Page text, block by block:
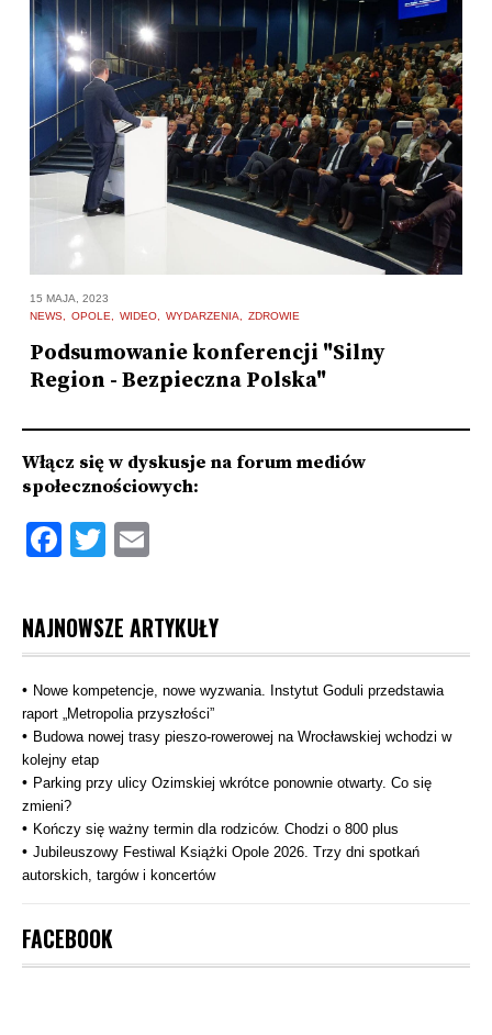
15 MAJA, 2023
NEWS
OPOLE WIDEO WYDARZENIA ZDROWIE
Podsumowanie konferencji "Silny
Region - Bezpieczna Polska"
Włącz się w dyskusje na forum mediów
społecznościowych:
Facebook
Twitter
NAJNOWSZE ARTYKUŁY
Nowe kompetencje, nowe wyzwania. Instytut Goduli przedstawia
raport „Metropolia przyszłości”
Budowa nowej trasy pieszo‑rowerowej na Wrocławskiej wchodzi w
kolejny etap
Parking przy ulicy Ozimskiej wkrótce ponownie otwarty. Co się
zmieni?
Kończy się ważny termin dla rodziców. Chodzi o 800 plus
Jubileuszowy Festiwal Książki Opole 2026. Trzy dni spotkań
autorskich, targów i koncertów
FACEBOOK